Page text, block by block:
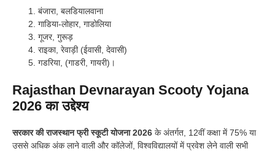
बंजारा, बलडियालवाना
गाडिया-लोहार, गाडोलिया
गूजर, गुरूड़
राइका, रेवाड़ी (ईवासी, देवासी)
गडरिया, (गाडरी, गायरी)।
Rajasthan Devnarayan Scooty Yojana
2026 का उद्देश्य
सरकार की राजस्थान फ्री स्कूटी योजना 2026 के अंतर्गत, 12वीं कक्षा में 75% या
उससे अधिक अंक लाने वाली और कॉलेजों, विश्वविद्यालयों में प्रवेश लेने वाली सभी